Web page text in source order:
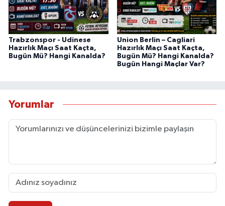
Trabzonspor - Udinese
Hazırlık Maçı Saat Kaçta,
Bugün Mü? Hangi Kanalda?
Union Berlin – Cagliari
Hazırlık Maçı Saat Kaçta,
Bugün Mü? Hangi Kanalda?
Bugün Hangi Maçlar Var?
Yorumlar